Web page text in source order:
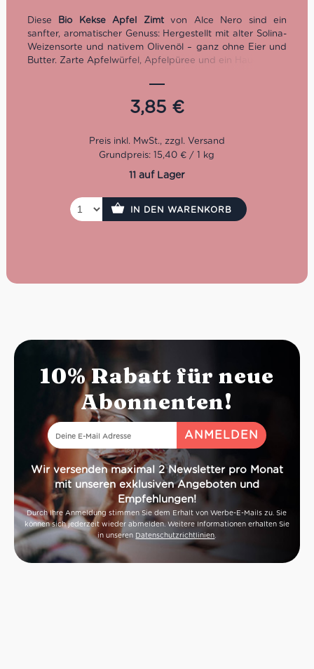
Diese Bio Kekse Apfel Zimtvon Alce Nero sind ein
sanfter, aromatischer Genuss: Hergestellt mit alter Solina-
Weizensorte und nativem Olivenöl – ganz ohne Eier und
Butter. Zarte Apfelwürfel, Apfelpüree und ein Hauch Zimt
hochwertigen Snack zwischendurch.
Blick
Bio-Zutaten & kontrollierter Anbau
Alte Weizensorte Solina (57%) für mehr Aroma und
Ohne Ei und Butter – zubereitet mit nativem
Olivenöl extra (7,7%)
3,85 €
Grundpreis: 15,40 € / 1 kg
11 auf Lager
IN DEN WARENKORB
10% Rabatt für neue
Abonnenten!
Wir versenden maximal 2 Newsletter pro Monat
mit unseren exklusiven Angeboten und
Empfehlungen!
Durch Ihre Anmeldung stimmen Sie dem Erhalt von Werbe-E-Mails zu. Sie
können sich jederzeit wieder abmelden. Weitere Informationen erhalten Sie
in unseren Datenschutzrichtlinien